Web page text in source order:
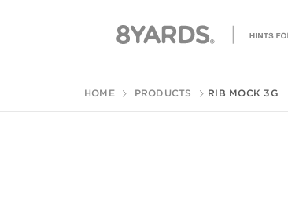
HOME PRODUCTS RIB MOCK 3G